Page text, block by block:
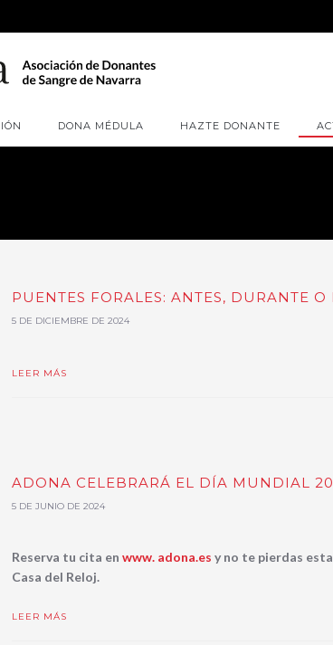
DONA MÉDULA HAZTE DONANTE
PUENTES FORALES: ANTES, DURANTE O
5 DE DICIEMBRE DE 2024
LEER MÁS
ADONA CELEBRARÁ EL DÍA MUNDIAL
5 DE JUNIO DE 2024
Reserva tu cita en www. adona.es y no te pierdas
Casa del Reloj.
LEER MÁS